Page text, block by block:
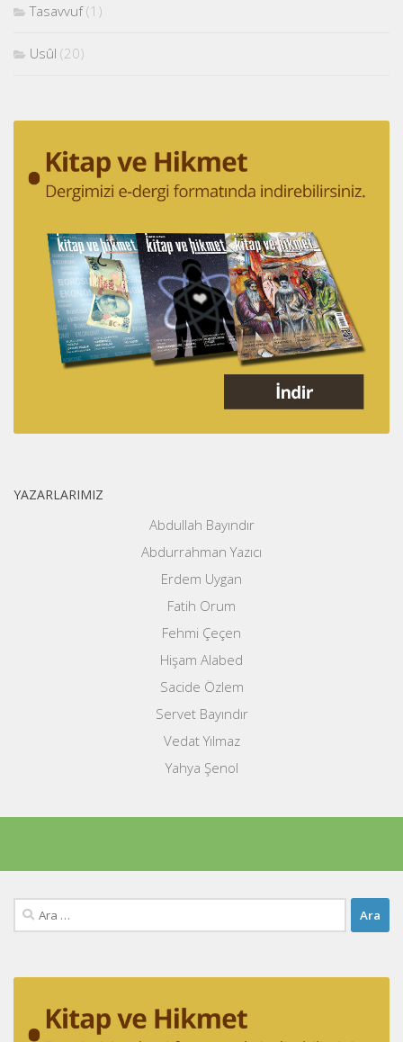
Tasavvuf(1)
Usûl (20)
YAZARLARIMIZ
Abdullah Bayındır
Abdurrahman Yazıcı
Erdem Uygan
Fatih Orum
Fehmi Çeçen
Hişam Alabed
Sacide Özlem
Servet Bayındır
Vedat Yılmaz
Yahya Şenol
Arama: